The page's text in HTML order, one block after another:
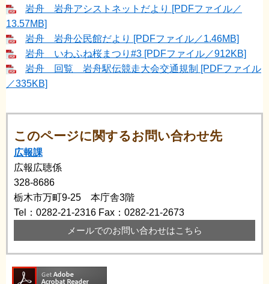
岩舟 岩舟アシストネットだより [PDFファイル／
13.57MB]
岩舟 岩舟公民館だより [PDFファイル／1.46MB]
岩舟 いわふね桜まつり#3 [PDFファイル／912KB]
岩舟 回覧 岩舟駅伝競走大会交通規制 [PDFファイル
／335KB]
このページに関するお問い合わせ先
広報課
広報広聴係
328-8686
栃木市万町9-25 本庁舎3階
Tel：0282-21-2316 Fax：0282-21-2673
メールでのお問い合わせはこちら